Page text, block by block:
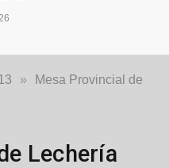
»
Mesa Provincial de
Lechería